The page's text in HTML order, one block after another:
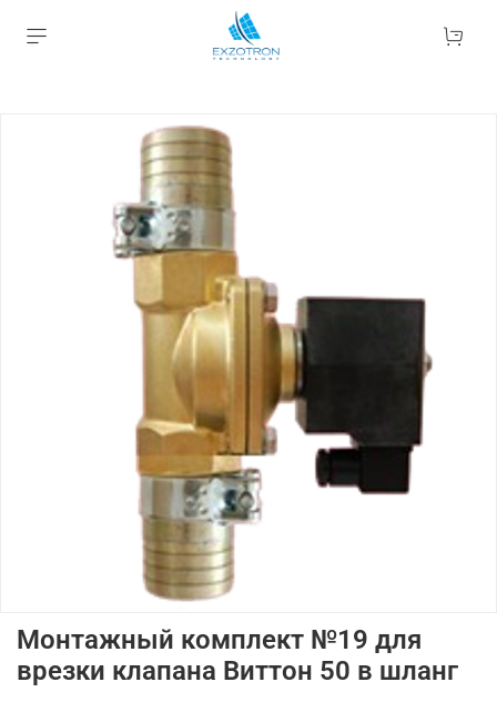
Монтажный комплект №19 для
врезки клапана Виттон 50 в шланг